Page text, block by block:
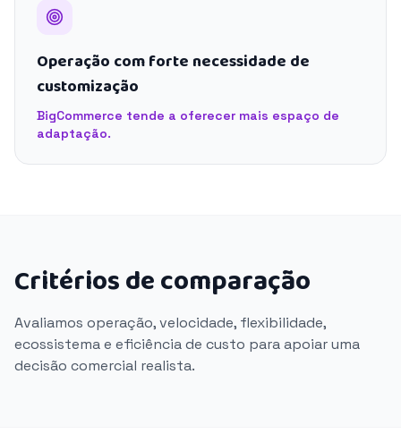
Operação com forte necessidade de
customização
BigCommerce tende a oferecer mais espaço de
adaptação.
Critérios de comparação
Avaliamos operação, velocidade, flexibilidade,
ecossistema e eficiência de custo para apoiar uma
decisão comercial realista.